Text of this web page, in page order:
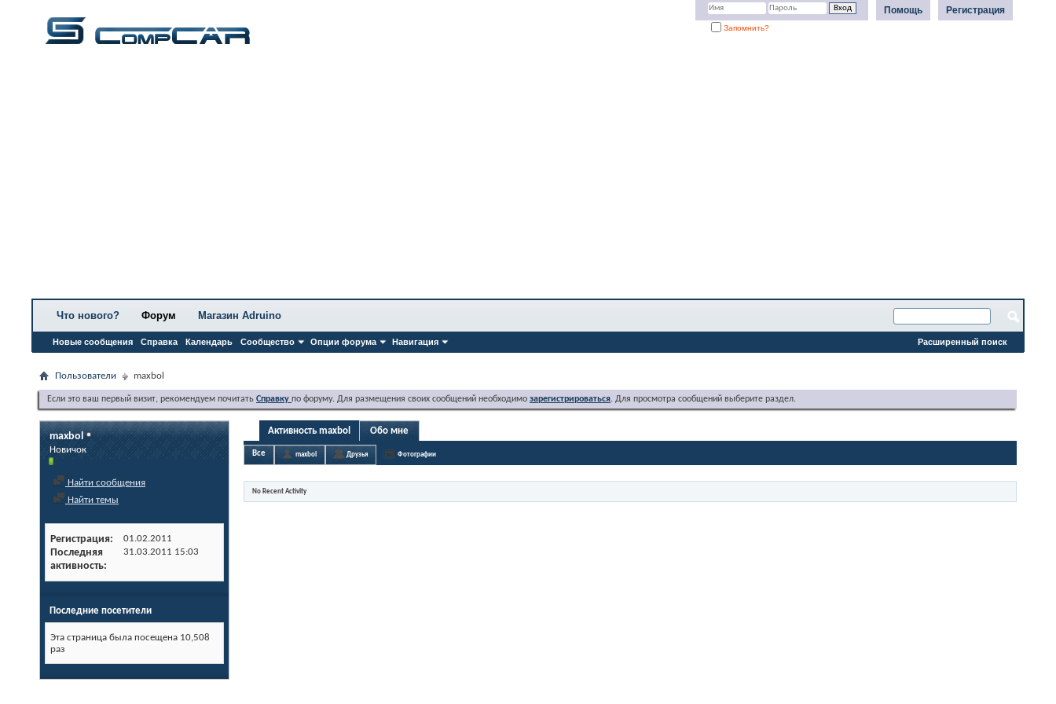
Регистрация
Помощь
Запомнить?
Что нового? Форум
Новые сообщения Справка Календарь Сообщество Опции форума Навигация
Магазин Adruino
Расширенный поиск
Пользователи maxbol
Если это ваш первый визит, рекомендуем почитать Справку по форуму. Для размещения своих сообщений необходимо зарегистрироваться. Для просмотра сообщений выберите раздел.
maxbol
Новичок
Найти сообщения
Найти темы
Регистрация 01.02.2011
Последняя
активность
31.03.2011 15:03
Последние посетители
Эта страница была посещена 10,508
раз
Активность maxbol Обо мне
Все maxbol Друзья Фотографии
No Recent Activity